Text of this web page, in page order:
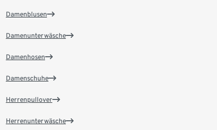
Damenblusen
Damenunterwäsche
Damenhosen
Damenschuhe
Herrenpullover
Herrenunterwäsche